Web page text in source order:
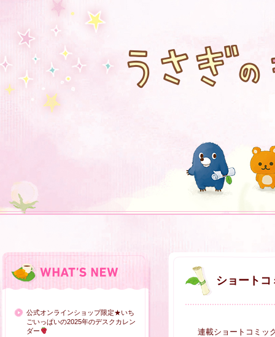
公式オンラインショップ限定★いち
ごいっぱいの2025年のデスクカレン
ダー
ショート
連載ショートコミッ